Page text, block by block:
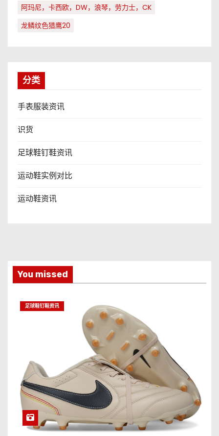
阿玛尼，卡西欧，DW，浪琴，劳力士，CK
龙鳞纹色猎鹰20
分类
手表服装资讯
识货
足球鞋钉鞋资讯
运动鞋实例对比
运动鞋资讯
You missed
足球鞋钉鞋资讯